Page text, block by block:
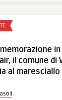
il comune di
al